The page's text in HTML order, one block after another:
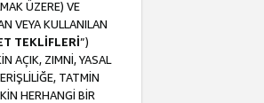
ÜZERE) VE
VEYA KULLANILAN
TEKLİFLERİ”)
AÇIK, ZIMNİ, YASAL
TATMİN
HERHANGİ BİR